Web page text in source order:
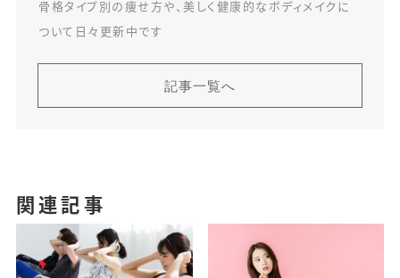
骨格タイプ別の痩せ方や、美しく健康的なボディメイクに
ついて日々更新中です
記事一覧へ
関連記事